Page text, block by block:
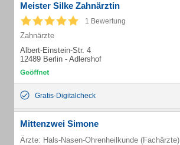
Meister Silke Zahnärztin
1 Bewertung
Zahnärzte
Albert-Einstein-Str. 4
12489 Berlin - Adlershof
Gratis-Digitalcheck
Mittenzwei Simone
Ärzte: Hals-Nasen-Ohrenheilkunde (Fachärzte)